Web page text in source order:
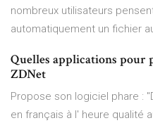
nombreux utilisateurs
automatiquement un fichier
Quelles applications pour
ZDNet
Propose son logiciel phare :
en français à l' heure qualité